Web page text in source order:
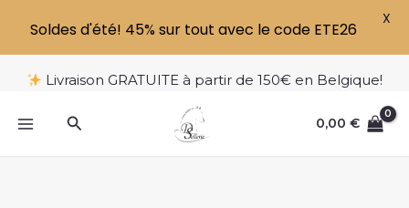
Livraison GRATUITE à partir de 150€ en Belgique!
Rechercher 0,00€
Soldes d'été! 45% sur tout avec le code ETE26
X